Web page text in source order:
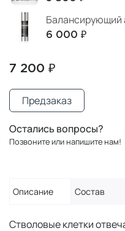
6 000 ₽
7 200 ₽
Предзаказ
Остались вопросы?
Позвоните или напишите нам!
Описание Состав
Стволовые клетки